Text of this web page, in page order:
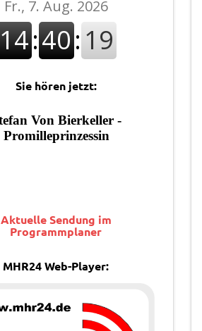
Sie hören jetzt:
Aktuelle Sendung im
Programmplaner
MHR24 Web-Player: